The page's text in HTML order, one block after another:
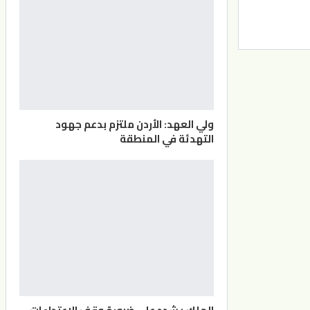
ولي العهد: الأردن ملتزم بدعم جهود
التهدئة في المنطقة